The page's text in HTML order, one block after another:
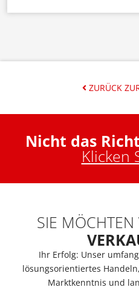
ZURÜCK
Nicht das
Klicken
SIE MÖCHTEN
Ihr Erfolg: Unser
lösungsorientiertes
Marktkenntnis und